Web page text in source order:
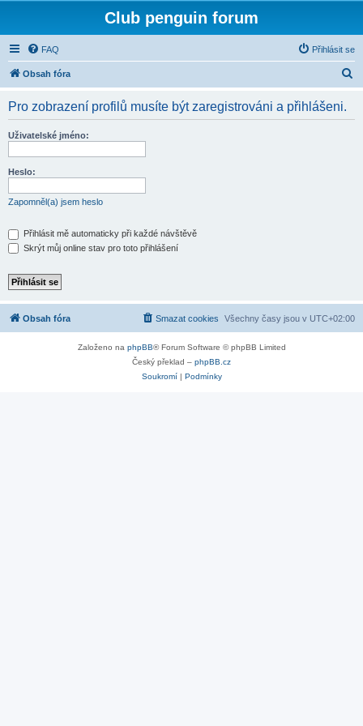
Club penguin forum
FAQ Přihlásit se
Obsah fóra
Pro zobrazení profilů musíte být zaregistrováni a přihlášeni.
Uživatelské jméno:
Heslo:
Zapomněl(a) jsem heslo
Přihlásit mě automaticky při každé návštěvě
Skrýt můj online stav pro toto přihlášení
Obsah fóra Všechny časy jsou v UTC+02:00
Smazat cookies
Založeno na phpBB® Forum Software © phpBB Limited
Český překlad – phpBB.cz
Soukromí| Podmínky